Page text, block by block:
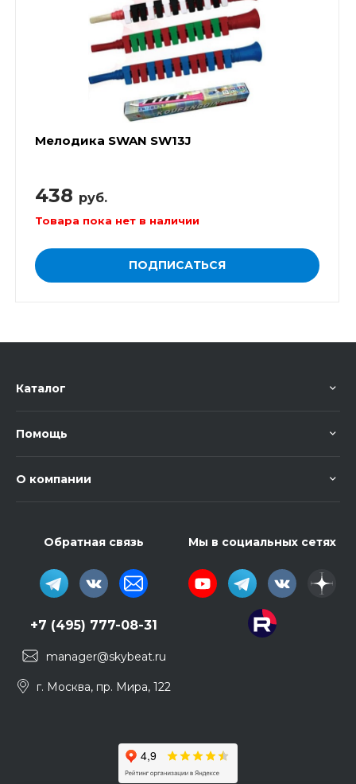
Мелодика SWAN SW13J
438 руб.
Товара пока нет в наличии
ПОДПИСАТЬСЯ
Каталог
Помощь
О компании
Обратная связь
+7 (495) 777-08-31
manager@skybeat.ru
г. Москва, пр. Мира, 122
Мы в социальных сетях